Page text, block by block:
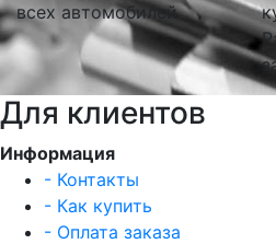
всех автомобилей
Для клиентов
Информация
- Контакты
- Как купить
- Оплата заказа